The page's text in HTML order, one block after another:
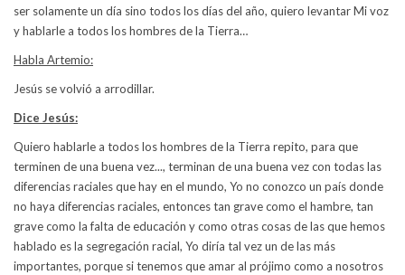
ser solamente un día sino todos los días del año, quiero levantar Mi voz
y hablarle a todos los hombres de la Tierra…
Habla Artemio:
Jesús se volvió a arrodillar.
Dice Jesús:
Quiero hablarle a todos los hombres de la Tierra repito, para que
terminen de una buena vez..., terminan de una buena vez con todas las
diferencias raciales que hay en el mundo, Yo no conozco un país donde
no haya diferencias raciales, entonces tan grave como el hambre, tan
grave como la falta de educación y como otras cosas de las que hemos
hablado es la segregación racial, Yo diría tal vez un de las más
importantes, porque si tenemos que amar al prójimo como a nosotros